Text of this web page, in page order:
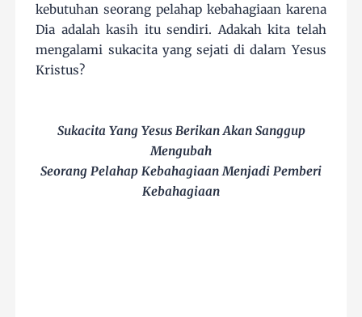
kebutuhan seorang pelahap kebahagiaan karena
Dia adalah kasih itu sendiri. Adakah kita telah
mengalami sukacita yang sejati di dalam Yesus
Kristus?
Sukacita Yang Yesus Berikan Akan Sanggup
Mengubah
Seorang Pelahap Kebahagiaan Menjadi Pemberi
Kebahagiaan